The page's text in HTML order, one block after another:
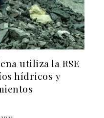
utiliza la RSE
hídricos y